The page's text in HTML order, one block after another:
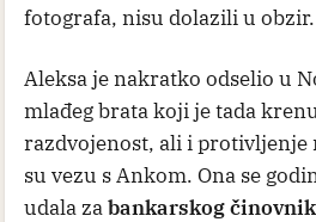
fotografa, nisu dolazili u obzir.
Aleksa je nakratko odselio u
mlađeg brata koji je tada
razdvojenost, ali i
su vezu s Ankom. Ona se
udala zabankarskog